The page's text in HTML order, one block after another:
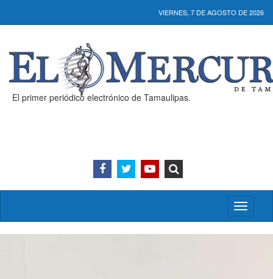
VIERNES, 7 DE AGOSTO DE 2026
El primer periódico electrónico de Tamaulipas.
Activar/
menú